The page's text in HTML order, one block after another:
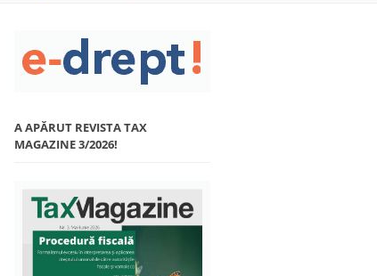
A APĂRUT REVISTA TAX
MAGAZINE 3/2026!